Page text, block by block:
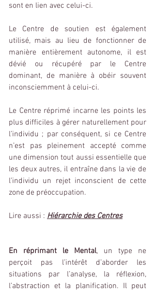
sont en lien avec celui-ci.
Le Centre de soutien est également
utilisé, mais au lieu de fonctionner de
manière entièrement autonome, il est
dévié ou récupéré par le Centre
dominant, de manière à obéir souvent
inconsciemment à celui-ci.
Le Centre réprimé incarne les points les
plus difficiles à gérer naturellement pour
l’individu ; par conséquent, si ce Centre
n’est pas pleinement accepté comme
une dimension tout aussi essentielle que
les deux autres, il entraîne dans la vie de
l’individu un rejet inconscient de cette
zone de préoccupation.
Lire aussi : Hiérarchie des Centres
En réprimant le Mental, un type ne
perçoit pas l’intérêt d’aborder les
situations par l’analyse, la réflexion,
l’abstraction et la planification. Il peut